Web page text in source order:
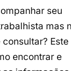
seu
mas
Este
encontrar e